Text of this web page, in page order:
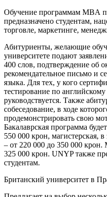
Обучение программам MBA
предназначено студентам,
торговле, маркетинге,
Абитуриенты, желающие
университете подают
400 слов, подтверждение об
рекомендательное письмо и
языка. Для тех, у кого
тестирование по английскому
руководствуется. Также
собеседование, в ходе
продемонстрировать свою
Бакалаврская программа
550 000 крон, магистерская,
– от 220 000 до 350 000 крон.
325 000 крон. UNYPтакже
студентам.
Британский университет в